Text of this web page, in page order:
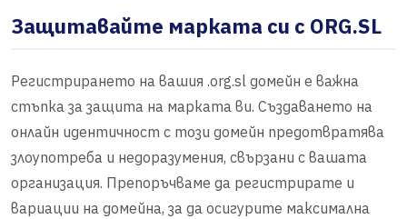
Защитавайте марката си с ORG.SL
Регистрирането на вашия .org.sl домейн е важна
стъпка за защита на марката ви. Създаването на
онлайн идентичност с този домейн предотвратява
злоупотреба и недоразумения, свързани с вашата
организация. Препоръчваме да регистрирате и
вариации на домейна, за да осигурите максимална